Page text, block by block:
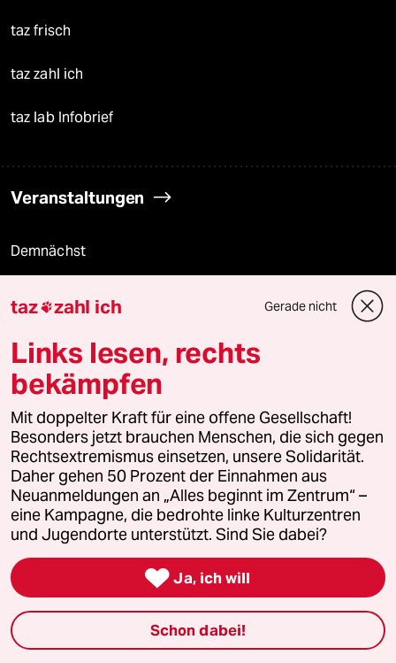
taz frisch
taz zahl ich
taz lab Infobrief
Veranstaltungen
Demnächst
Live im Stream
Vergangene
taz lab 2027
Mehr taz Lesestoff
taz Blogs
Le Monde diplomatique
taz zahl ich Gerade nicht
Links lesen, rechts
bekämpfen
Mit doppelter Kraft für eine offene Gesellschaft!
Besonders jetzt brauchen Menschen, die sich gegen
Rechtsextremismus einsetzen, unsere Solidarität.
Daher gehen 50 Prozent der Einnahmen aus
Neuanmeldungen an „Alles beginnt im Zentrum“ –
eine Kampagne, die bedrohte linke Kulturzentren
und Jugendorte unterstützt. Sind Sie dabei?
 Ja, ich will
Schon dabei!